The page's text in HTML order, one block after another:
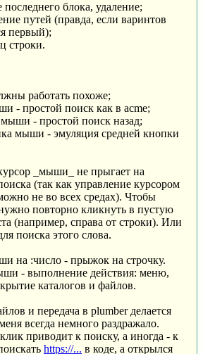
блока, удаление;
путей (правда, если варинтов
первый);
строки.
работать похоже;
- простой поиск как в acme;
- простой поиск назад;
мыши - эмуляция средней кнопки
_мыши_ не прыгает на
(так как управление курсором
не во всех средах). Чтобы
повторно кликнуть в пустую
(например, справа от строки). Или
поиска этого слова.
на :число - прыжок на строчку.
- выполнение действия: меню,
каталогов и файлов.
и передача в plumber делается
всегда немного раздражало.
приводит к поиску, а иногда - к
https://... в коде, а открылся